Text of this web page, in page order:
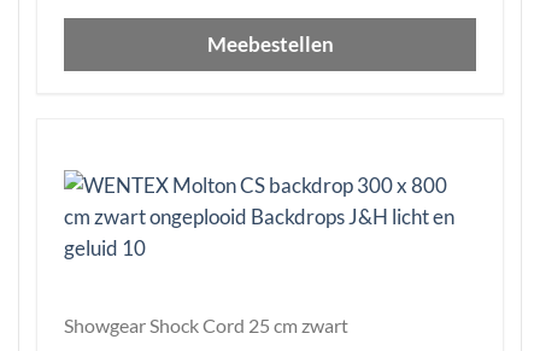
Meebestellen
Showgear Shock Cord 25 cm zwart